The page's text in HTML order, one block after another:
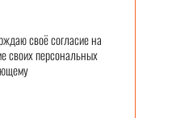
своё согласие на
своих персональных